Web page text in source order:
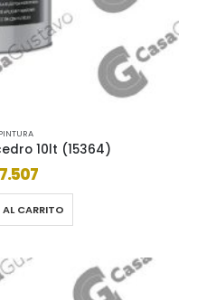
10lt (15364)
CARRITO